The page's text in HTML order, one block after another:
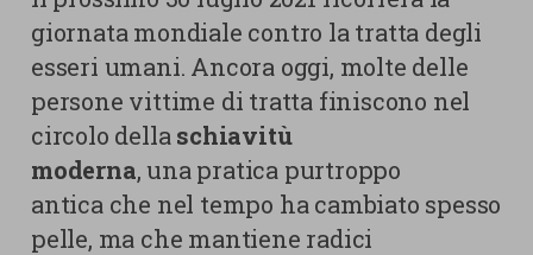
Centro studi
Aziende e Fondazioni
Lavora con noi
CERCACARRELLO
Cookie di marketing
Cookie di terze parti
giornata mondiale contro la tratta degli
esseri umani. Ancora oggi, molte delle
persone vittime di tratta finiscono nel
circolo dellaschiavitù
moderna, una pratica purtroppo
antica che nel tempo ha cambiato spesso
pelle, ma che mantiene radici